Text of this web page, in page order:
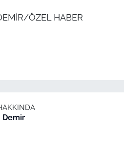
ÖZEL HABER
Demir